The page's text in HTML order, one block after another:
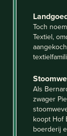
Toch
Textiel,
Als
zwager
koopt Hof
boerderij